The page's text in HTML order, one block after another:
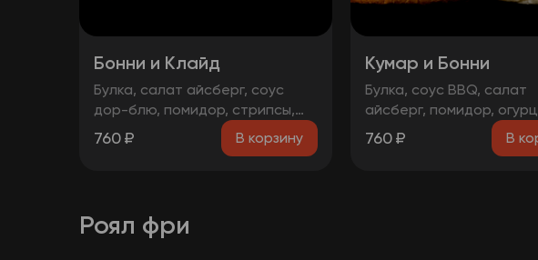
Бонни и Клайд
Булка, салат айсберг, соус
дор-блю, помидор, стрипсы,
ананас, сыр, соус чесночный
Булка, соус BBQ , салат
говяжья, сыр, чорризо, соус
760₽ В корзину
Кумар и Бонни
Булка, соус BBQ, салат
айсберг, помидор,
маринованные, котлета
говяжья, сыр, луковые
760 ₽ В
Роял фри